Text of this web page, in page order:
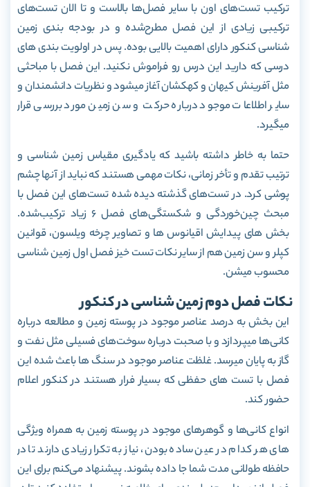
ترکیب تست‌های اون با سایر فصل‌ها بالاست و تا الان تست‌های
ترکیبی زیادی از این فصل مطرح‌شده و در بودجه بندی زمین
شناسی کنکور دارای اهمیت بالایی بوده. پس در اولویت بندی های
درسی که دارید این درس رو فراموش نکنید. این فصل با مباحثی
مثل آفرینش کیهان و کهکشان آغاز میشود و نظریات دانشمندان و
سایر اطلاعات موجود درباره حرکت و سن زمین مورد بررسی قرار
میگیرد.
حتما به خاطر داشته باشید که یادگیری مقیاس زمین شناسی و
ترتیب تقدم و تأخر زمانی، نکات مهمی هستند که نباید از آنها چشم
پوشی کرد. در تست‌های گذشته دیده شده تست‌های این فصل با
مبحث چین‌خوردگی و شکستگی‌های فصل 6 زیاد ترکیب‌شده.
بخش های پیدایش اقیانوس ها و تصاویر چرخه ویلسون، قوانین
کپلر و سن زمین هم از سایر نکات تست خیز فصل اول زمین شناسی
محسوب میشن.
نکات فصل دوم زمین شناسی در کنکور
این بخش به درصد عناصر موجود در پوسته زمین و مطالعه درباره
کانی‌ها میپردازد و با صحبت درباره سوخت‌های فسیلی مثل نفت و
گاز به پایان میرسد. غلظت عناصر موجود در سنگ ها باعث شده این
فصل با تست های حفظی که بسیار فرار هستند در کنکور اعلام
حضور کند.
انواع کانی‌ها و گوهرهای موجود در پوسته زمین به همراه ویژگی
های هر کدام در عین ساده بودن، نیاز به تکرار زیادی دارند تا در
حافظه طولانی مدت شما جا داده بشوند. پیشنهاد می‌کنم برای این